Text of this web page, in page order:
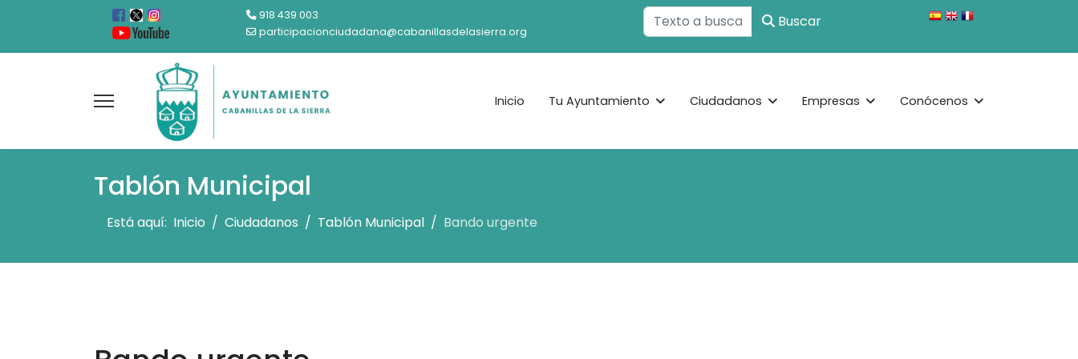
918 439 003
participacionciudadana@cabanillasdelasierra.org
Buscar Buscar
Inicio Tu Ayuntamiento Ciudadanos Empresas Conócenos
Tablón Municipal
Está aquí: Inicio Ciudadanos Tablón Municipal Bando urgente